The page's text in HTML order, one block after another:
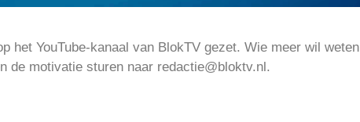
het YouTube-kanaal van BlokTV gezet. Wie meer wil weten
de motivatie sturen naar redactie@bloktv.nl.